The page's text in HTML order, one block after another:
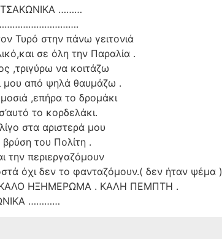
………
Τυρό στην πάνω γειτονιά
σε όλη την Παραλία .
,τριγύρω να κοιτάζω
μου από ψηλά θαυμάζω .
,επήρα το δρομάκι
το κορδελάκι.
στα αριστερά μου
του Πολίτη .
την περιεργαζόμουν
όχι δεν το φανταζόμουν.( δεν ήταν ψέμα )
ΚΑΛΟ ΗΞΗΜΕΡΩΜΑ . ΚΑΛΗ ΠΕΜΠΤΗ .
…………